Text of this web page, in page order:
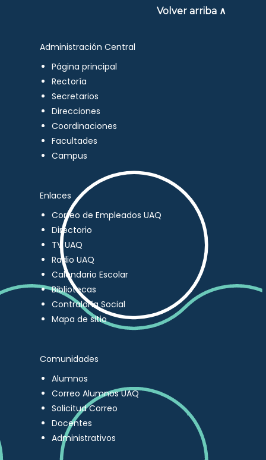
Volver arriba ∧
Administración Central
Página principal
Rectoría
Secretarios
Direcciones
Coordinaciones
Facultades
Campus
Enlaces
Correo de Empleados UAQ
Directorio
TV UAQ
Radio UAQ
Calendario Escolar
Bibliotecas
Contraloría Social
Mapa de sitio
Comunidades
Alumnos
Correo Alumnos UAQ
Solicitud Correo
Docentes
Administrativos